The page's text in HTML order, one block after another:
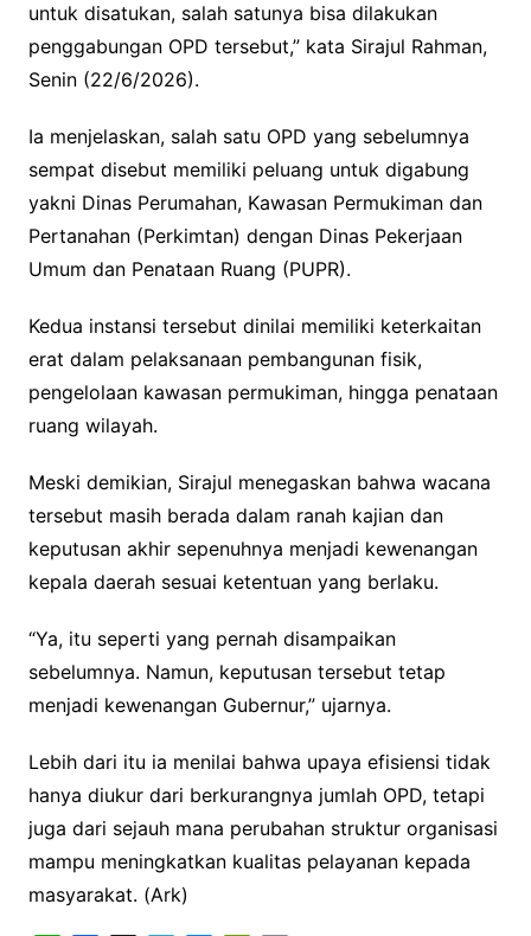
untuk disatukan, salah satunya bisa dilakukan
penggabungan OPD tersebut,” kata Sirajul Rahman,
Senin (22/6/2026).
Ia menjelaskan, salah satu OPD yang sebelumnya
sempat disebut memiliki peluang untuk digabung
yakni Dinas Perumahan, Kawasan Permukiman dan
Pertanahan (Perkimtan) dengan Dinas Pekerjaan
Umum dan Penataan Ruang (PUPR).
Kedua instansi tersebut dinilai memiliki keterkaitan
erat dalam pelaksanaan pembangunan fisik,
pengelolaan kawasan permukiman, hingga penataan
ruang wilayah.
Meski demikian, Sirajul menegaskan bahwa wacana
tersebut masih berada dalam ranah kajian dan
keputusan akhir sepenuhnya menjadi kewenangan
kepala daerah sesuai ketentuan yang berlaku.
“Ya, itu seperti yang pernah disampaikan
sebelumnya. Namun, keputusan tersebut tetap
menjadi kewenangan Gubernur,” ujarnya.
Lebih dari itu ia menilai bahwa upaya efisiensi tidak
hanya diukur dari berkurangnya jumlah OPD, tetapi
juga dari sejauh mana perubahan struktur organisasi
mampu meningkatkan kualitas pelayanan kepada
masyarakat. (Ark)